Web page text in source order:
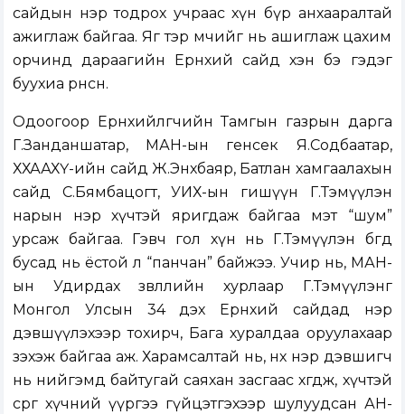
сайдын нэр тодрох учраас хүн бүр анхааралтай
ажиглаж байгаа. Яг тэр мөчийг нь ашиглаж цахим
орчинд дараагийн Ерөнхий сайд хэн бэ гэдэг
буухиа өрнөсөн.
Одоогоор Ерөнхийлөгчийн Тамгын газрын дарга
Г.Занданшатар, МАН-ын генсек Я.Содбаатар,
ХХААХҮ-ийн сайд Ж.Энхбаяр, Батлан хамгаалахын
сайд С.Бямбацогт, УИХ-ын гишүүн Г.Тэмүүлэн
нарын нэр хүчтэй яригдаж байгаа мэт “шум”
урсаж байгаа. Гэвч гол хүн нь Г.Тэмүүлэн бөгөөд
бусад нь ёстой л “панчан” байжээ. Учир нь, МАН-
ын Удирдах зөвлөлийн хурлаар Г.Тэмүүлэнг
Монгол Улсын 34 дэх Ерөнхий сайдад нэр
дэвшүүлэхээр тохирч, Бага хуралдаа оруулахаар
зэхэж байгаа аж. Харамсалтай нь, өнөөх нэр дэвшигч
нь нийгэмд байтугай саяхан засгаас хөөгдөж, хүчтэй
сөрөг хүчний үүргээ гүйцэтгэхээр шулуудсан АН-